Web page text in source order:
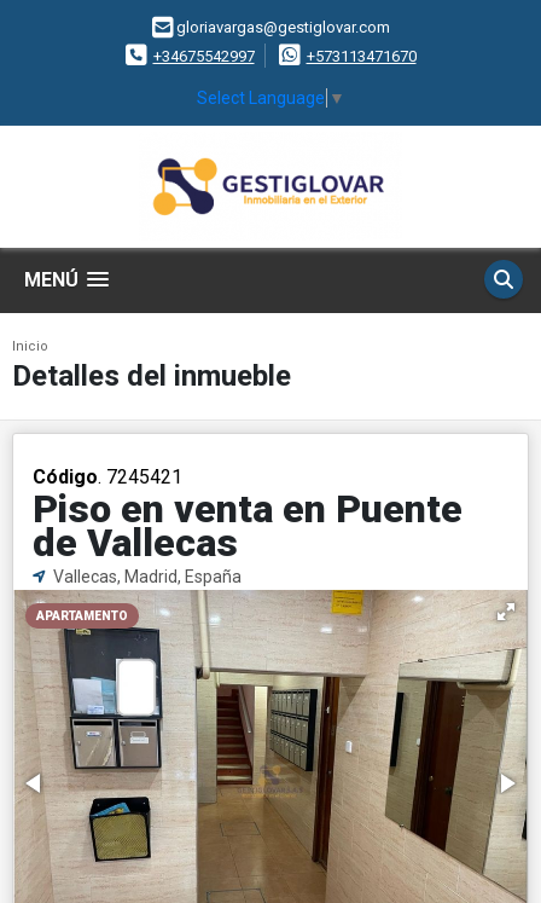
gloriavargas@gestiglovar.com
+34675542997
+573113471670
Select Language ▼
MENÚ
Inicio
Detalles del inmueble
Código. 7245421
Piso en venta en Puente
de Vallecas
Vallecas, Madrid, España
APARTAMENTO